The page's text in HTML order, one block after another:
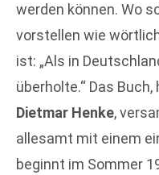
werden können. Wo
vorstellen wie
ist: „Als in
überholte.“ Das
Dietmar Henke,
allesamt mit einem
beginnt im Sommer